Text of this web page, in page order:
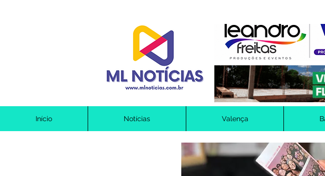
Início Notícias Valença